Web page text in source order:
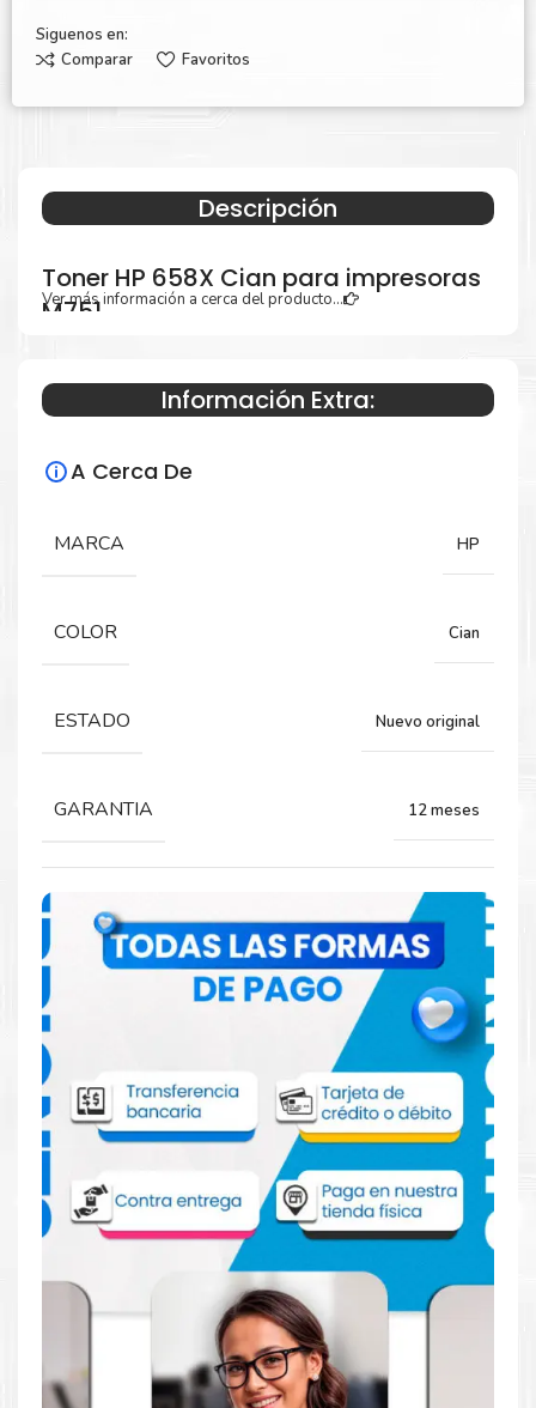
Siguenos en:
Comparar
Favoritos
Descripción
Toner HP 658X Cian para impresoras
M751
Especificaciones Técnicas
Para impresoras:
M751dn.
Comprar Toner HP 658X Cian para
impresoras M751
Aprovecha nuestra experiencia y atención para adquirir tus
productos. Tenemos promociones todos los días. Escríbenos o
visítanos hoy para encontrar la solución perfecta para tu
impresoraHP, como elToner HP 658X Cian para impresoras
Dónde comprar Toner para impresora HP
M751 en Lima o para provincia
Ver más información a cerca del producto...
Información Extra:
A Cerca De
MARCA HP
COLOR Cian
ESTADO Nuevo original
GARANTIA 12 meses